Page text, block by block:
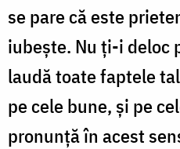
se pare că este
iubește. Nu ți-i deloc
laudă toate faptele
pe cele bune, și pe
pronunță în acest